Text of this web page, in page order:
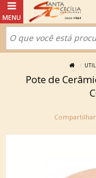
Pote de